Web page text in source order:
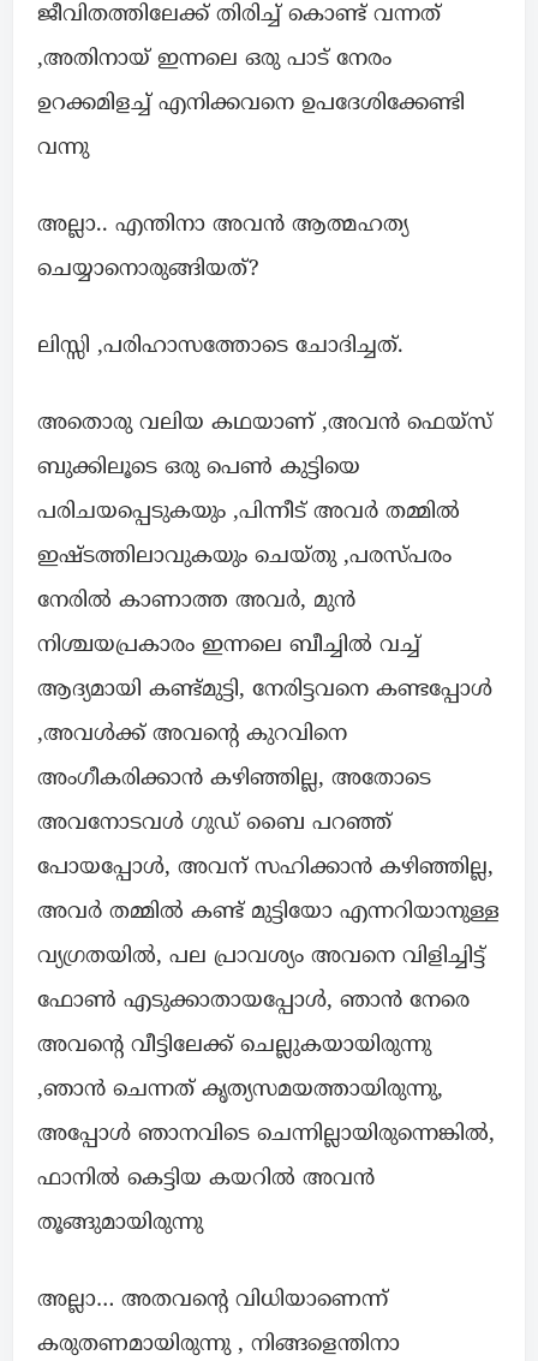
ജീവിതത്തിലേക്ക് തിരിച്ച് കൊണ്ട് വന്നത്
,അതിനായ് ഇന്നലെ ഒരു പാട് നേരം
ഉറക്കമിളച്ച് എനിക്കവനെ ഉപദേശിക്കേണ്ടി
വന്നു
അല്ലാ.. എന്തിനാ അവൻ ആത്മഹത്യ
ചെയ്യാനൊരുങ്ങിയത്?
ലിസ്സി ,പരിഹാസത്തോടെ ചോദിച്ചത്.
അതൊരു വലിയ കഥയാണ് ,അവൻ ഫെയ്സ്
ബുക്കിലൂടെ ഒരു പെൺ കുട്ടിയെ
പരിചയപ്പെടുകയും ,പിന്നീട് അവർ തമ്മിൽ
ഇഷ്ടത്തിലാവുകയും ചെയ്തു ,പരസ്പരം
നേരിൽ കാണാത്ത അവർ, മുൻ
നിശ്ചയപ്രകാരം ഇന്നലെ ബീച്ചിൽ വച്ച്
ആദ്യമായി കണ്ട്മുട്ടി, നേരിട്ടവനെ കണ്ടപ്പോൾ
,അവൾക്ക് അവൻ്റെ കുറവിനെ
അംഗീകരിക്കാൻ കഴിഞ്ഞില്ല, അതോടെ
അവനോടവൾ ഗുഡ് ബൈ പറഞ്ഞ്
പോയപ്പോൾ, അവന് സഹിക്കാൻ കഴിഞ്ഞില്ല,
അവർ തമ്മിൽ കണ്ട് മുട്ടിയോ എന്നറിയാനുള്ള
വ്യഗ്രതയിൽ, പല പ്രാവശ്യം അവനെ വിളിച്ചിട്ട്
ഫോൺ എടുക്കാതായപ്പോൾ, ഞാൻ നേരെ
അവൻ്റെ വീട്ടിലേക്ക് ചെല്ലുകയായിരുന്നു
,ഞാൻ ചെന്നത് കൃത്യസമയത്തായിരുന്നു,
അപ്പോൾ ഞാനവിടെ ചെന്നില്ലായിരുന്നെങ്കിൽ,
ഫാനിൽ കെട്ടിയ കയറിൽ അവൻ
തൂങ്ങുമായിരുന്നു
അല്ലാ… അതവൻ്റെ വിധിയാണെന്ന്
കരുതണമായിരുന്നു , നിങ്ങളെന്തിനാ